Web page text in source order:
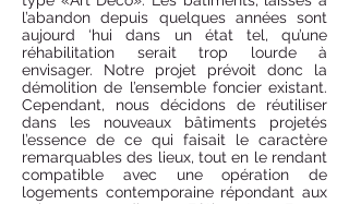
l’abandon depuis quelques années sont
aujourd ‘hui dans un état tel, qu’une
réhabilitation serait trop lourde à
envisager. Notre projet prévoit donc la
démolition de l’ensemble foncier existant.
Cependant, nous décidons de réutiliser
dans les nouveaux bâtiments projetés
l’essence de ce qui faisait le caractère
remarquables des lieux, tout en le rendant
compatible avec une opération de
logements contemporaine répondant aux